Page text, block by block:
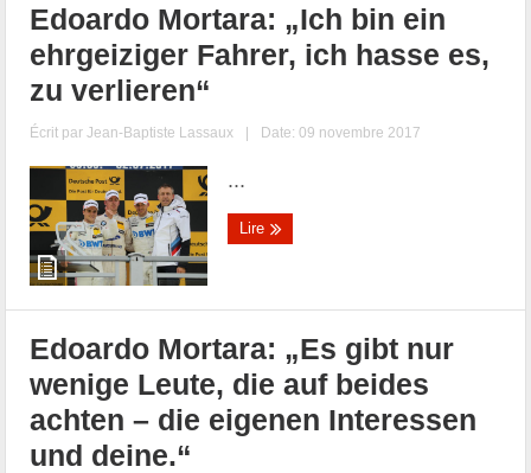
Edoardo Mortara: „Ich bin ein
ehrgeiziger Fahrer, ich hasse es,
zu verlieren“
Écrit parJean-Baptiste Lassaux | Date: 09 novembre 2017
...
Lire
Edoardo Mortara: „Es gibt nur
wenige Leute, die auf beides
achten – die eigenen Interessen
und deine.“